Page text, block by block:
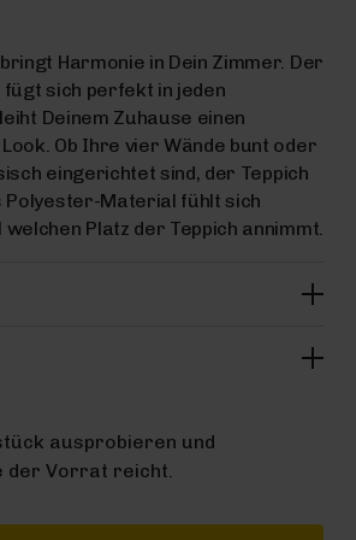
Harmonie in Dein Zimmer. Der
fügt sich perfekt in jeden
Deinem Zuhause einen
Ob Ihre vier Wände bunt oder
eingerichtet sind, der Teppich
Polyester-Material fühlt sich
Platz der Teppich annimmt.
ausprobieren und
der Vorrat reicht.